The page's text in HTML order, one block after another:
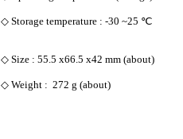
◇ Storage temperature : -30 ~25 ℃
◇ Size : 55.5 x66.5 x42 mm (about)
◇ Weight : 272 g (about)